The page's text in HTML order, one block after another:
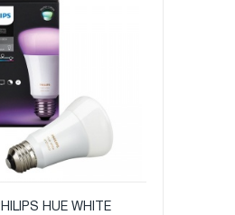
HUE WHITE